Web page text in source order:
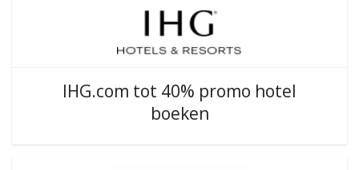
IHG.com tot 40% promo hotel
boeken